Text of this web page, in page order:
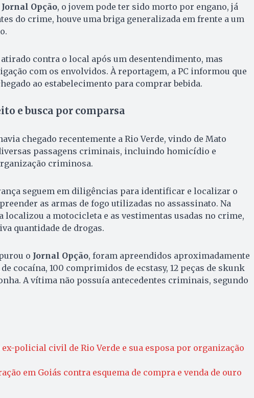
Jornal Opção, o jovem pode ter sido morto por engano, já
do crime, houve uma briga generalizada em frente a um
contra o local após um desentendimento, mas
com os envolvidos. À reportagem, a PC informou que
ao estabelecimento para comprar bebida.
e busca por comparsa
chegado recentemente a Rio Verde, vindo de Mato
passagens criminais, incluindo homicídio e
criminosa.
seguem em diligências para identificar e localizar o
as armas de fogo utilizadas no assassinato. Na
localizou a motocicleta e as vestimentas usadas no crime,
quantidade de drogas.
o Jornal Opção, foram apreendidos aproximadamente
cocaína, 100 comprimidos de ecstasy, 12 peças de skunk
A vítima não possuía antecedentes criminais, segundo
ex-policial civil de Rio Verde e sua esposa por organização
em Goiás contra esquema de compra e venda de ouro